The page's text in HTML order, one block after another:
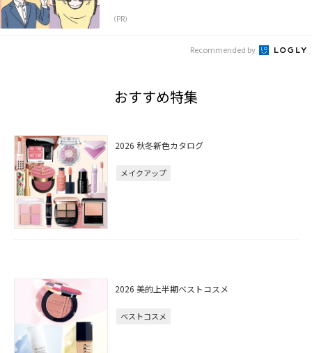
（PR）
Recommended by
おすすめ特集
2026 秋冬新色カタログ
メイクアップ
2026 美的上半期ベストコスメ
ベストコスメ